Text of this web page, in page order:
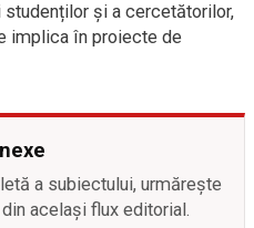
și a cercetătorilor,
implica în proiecte de
a subiectului, urmărește
același flux editorial.